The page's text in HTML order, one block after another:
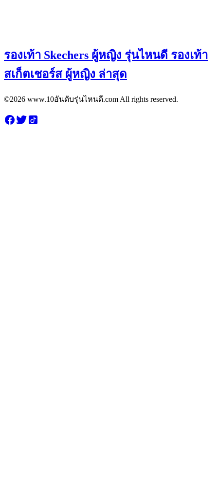
รองเท้า Skechers ผู้หญิง รุ่นไหนดี รองเท้า
สเก็ตเชอร์ส ผู้หญิง ล่าสุด
©2026 www.10อันดับรุ่นไหนดี.com All rights reserved.